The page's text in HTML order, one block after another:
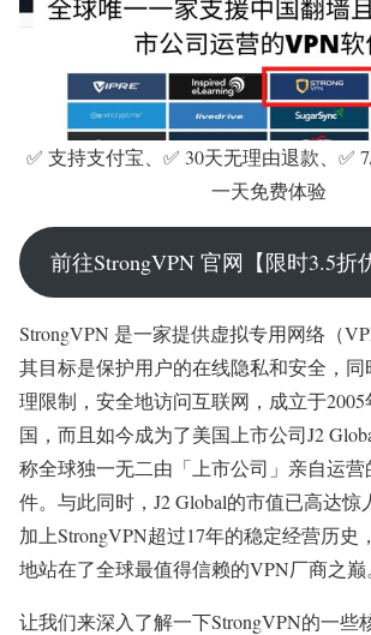
✅ 支持支付宝、✅ 30天无理由退款、✅
一天免费体验
前往StrongVPN 官网【限时3.5折
StrongVPN 是一家提供虚拟专用网络（
其目标是保护用户的在线隐私和安全，
理限制，安全地访问互联网，成立于
国，而且如今成为了美国上市公司J2
称全球独一无二由「上市公司」亲自运
件。与此同时，J2 Global的市值已高达惊
加上StrongVPN超过17年的稳定经营历史
地站在了全球最值得信赖的VPN厂商之巅
让我们来深入了解一下StrongVPN的一些